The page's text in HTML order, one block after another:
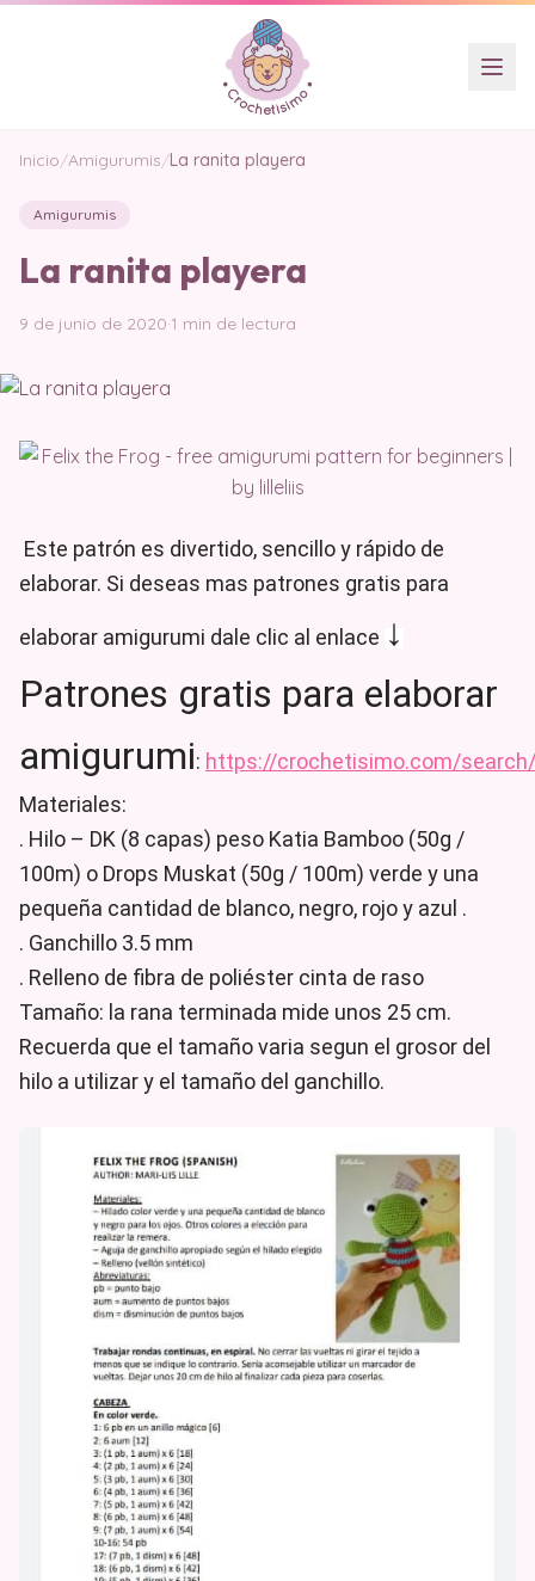
Inicio/Amigurumis/La ranita playera
Amigurumis
La ranita playera
9 de junio de 2020·1 min de lectura
Este patrón es divertido, sencillo y rápido de
elaborar. Si deseas mas patrones gratis para
elaborar amigurumi dale clic al enlace ↓
Patrones gratis para elaborar
amigurumi: https://crochetisimo.com/
Materiales:
. Hilo – DK (8 capas) peso Katia Bamboo (50g /
100m) o Drops Muskat (50g / 100m) verde y una
pequeña cantidad de blanco, negro, rojo y azul .
. Ganchillo 3.5 mm
. Relleno de fibra de poliéster cinta de raso
Tamaño: la rana terminada mide unos 25 cm.
Recuerda que el tamaño varia segun el grosor del
hilo a utilizar y el tamaño del ganchillo.